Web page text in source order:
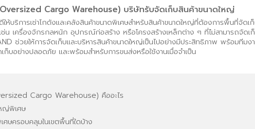
Cargo Warehouse) บริษัทรับจัดเก็บสินค้าขนาดใหญ่
บริการเช่าโกดังและคลังสินค้าขนาดพิเศษสำหรับสินค้าขนาดใหญ่ที่ต้องการพื้นที่จัดเก็
น เครื่องจักรกลหนัก อุปกรณ์ก่อสร้าง หรือโครงสร้างเหล็กต่าง ๆ ที่ไม่สามารถจัด
ช่วยให้การจัดเก็บและบริหารสินค้าขนาดใหญ่เป็นไปอย่างมีประสิทธิภาพ พร้อมที
บอย่างปลอดภัย และพร้อมสำหรับการขนส่งหรือใช้งานเมื่อจำเป็น
Cargo Warehouse) คืออะไร
ญ่พิเศษ
ศษครอบคลุมในเขตพื้นที่ใดบ้าง